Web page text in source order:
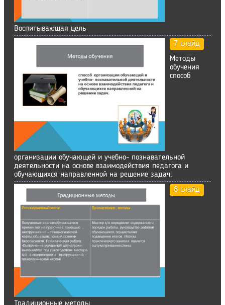
Воспитывающая цель
7 слайд
Методы
обучения
способ
организации обучающей и учебно- познавательной
деятельности на основе взаимодействия педагога и
обучающихся направленной на решение задач.
8 слайд